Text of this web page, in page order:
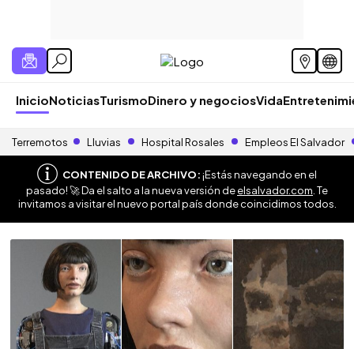
InicioNoticiasTurismoDinero y negociosVida
Terremotos Lluvias Hospital Rosales Empleos El Salvador
CONTENIDO DE ARCHIVO:¡Estás navegando en el
pasado! 🚀 Da el salto a la nueva versión deelsalvador.com . Te
invitamos a visitar el nuevo portal país donde coincidimos todos.